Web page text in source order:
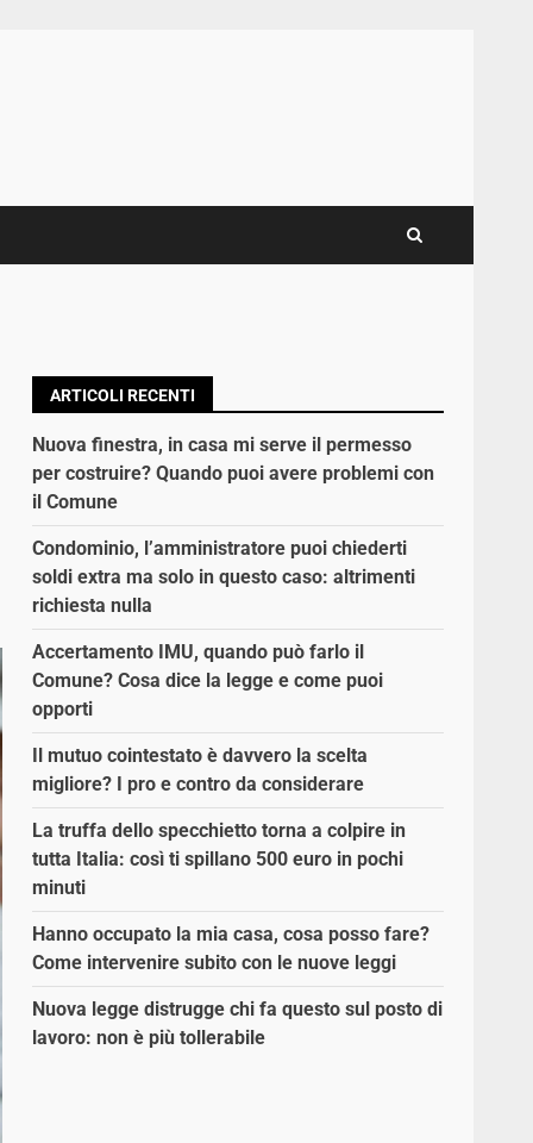
ARTICOLI RECENTI
Nuova finestra, in casa mi serve il permesso
per costruire? Quando puoi avere problemi con
il Comune
Condominio, l’amministratore puoi chiederti
soldi extra ma solo in questo caso: altrimenti
richiesta nulla
Accertamento IMU, quando può farlo il
Comune? Cosa dice la legge e come puoi
opporti
Il mutuo cointestato è davvero la scelta
migliore? I pro e contro da considerare
La truffa dello specchietto torna a colpire in
tutta Italia: così ti spillano 500 euro in pochi
minuti
Hanno occupato la mia casa, cosa posso fare?
Come intervenire subito con le nuove leggi
Nuova legge distrugge chi fa questo sul posto di
lavoro: non è più tollerabile